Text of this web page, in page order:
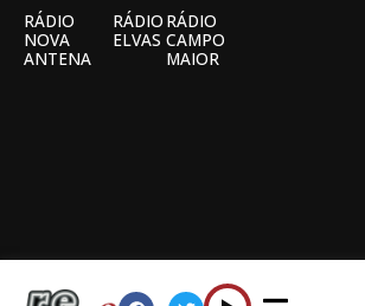
RÁDIO
NOVA
ANTENA
RÁDIO
ELVAS
RÁDIO
CAMPO
MAIOR